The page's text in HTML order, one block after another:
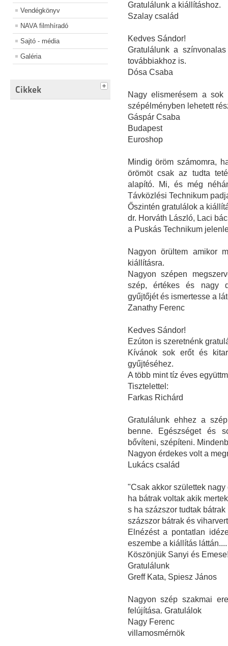
Vendégkönyv
NAVA filmhíradó
Sajtó - média
Galéria
Cikkek
Gratulálunk a kiállításhoz.
Szalay család
Kedves Sándor!
Gratulálunk a
továbbiakhoz is.
Dósa Csaba
Nagy elismerésem a
szépélményben lehetett
Gáspár Csaba
Budapest
Euroshop
Mindig öröm számomra,
örömöt csak az tudta
alapító. Mi, és még
Távközlési Technikum
Őszintén gratulálok a
dr. Horváth László, Laci
a Puskás Technikum
Nagyon örültem amikor
kiállításra.
Nagyon szépen
szép, értékes és nagy
gyűjtőjét és ismertesse a
Zanathy Ferenc
Kedves Sándor!
Ezúton is szeretnénk
Kívánok sok erőt és
gyűjtéséhez.
A több mint tíz éves
Tisztelettel:
Farkas Richárd
Gratulálunk ehhez a
benne. Egészséget és
bővíteni, szépíteni.
Nagyon érdekes volt a
Lukács család
"Csak akkor születtek nagy
ha bátrak voltak akik mertek
s ha százszor tudtak bátrak
százszor bátrak és
Elnézést a pontatlan
eszembe a kiállítás láttán....
Köszönjük Sanyi és
Gratulálunk
Greff Kata, Spiesz János
Nagyon szép szakmai
felújítása. Gratulálok
Nagy Ferenc
villamosmérnök